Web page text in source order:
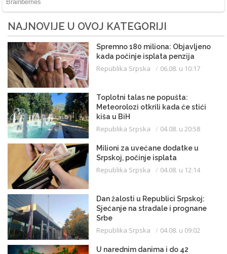
NAJNOVIJE U OVOJ KATEGORIJI
Spremno 180 miliona: Objavljeno
kada počinje isplata penzija
Republika Srpska 06.08. u 10:17
Toplotni talas ne popušta:
Meteorolozi otkrili kada će stići
kiša u BiH
Republika Srpska 04.08. u 20:58
Milioni za uvećane dodatke u
Srpskoj, počinje isplata
Republika Srpska 04.08. u 12:14
Dan žalosti u Republici Srpskoj:
Sjećanje na stradale i prognane
Srbe
Republika Srpska 04.08. u 09:02
U narednim danima i do 42